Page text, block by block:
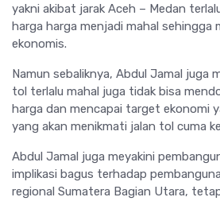
yakni akibat jarak Aceh – Medan
harga harga menjadi mahal sehingga
ekonomis.
Namun sebaliknya, Abdul Jamal juga
tol terlalu mahal juga tidak bisa
harga dan mencapai target ekonomi
yang akan menikmati jalan tol cuma
Abdul Jamal juga meyakini
implikasi bagus terhadap
regional Sumatera Bagian Utara,